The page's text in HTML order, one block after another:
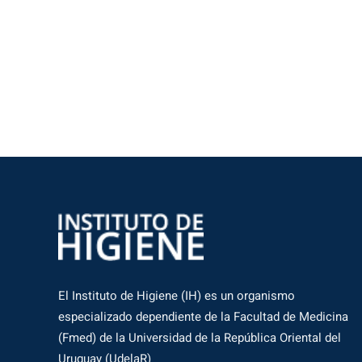
El Instituto de Higiene (IH) es un organismo
especializado dependiente de la Facultad de Medicina
(Fmed) de la Universidad de la República Oriental del